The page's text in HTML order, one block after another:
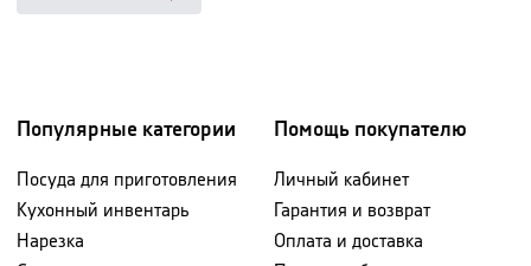
Популярные категории
Посуда для приготовления
Кухонный инвентарь
Нарезка
Помощь покупателю
Личный кабинет
Гарантия и возврат
Оплата и доставка